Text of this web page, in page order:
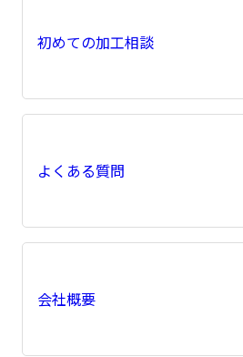
初めての加工相談
よくある質問
会社概要